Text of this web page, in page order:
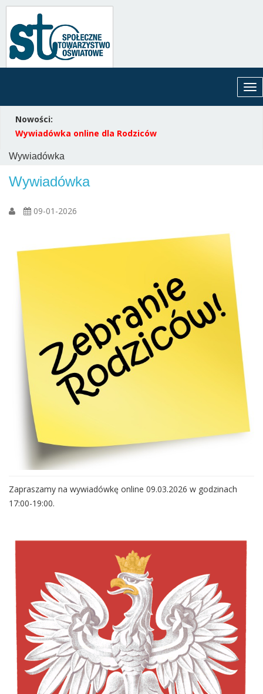
Nowości:
Wywiadówka online dla Rodziców
Wywiadówka
Wywiadówka
09-01-2026
Zapraszamy na wywiadówkę online 09.03.2026 w godzinach
17:00-19:00.